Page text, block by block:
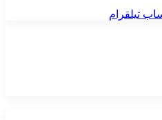
تيلقرام